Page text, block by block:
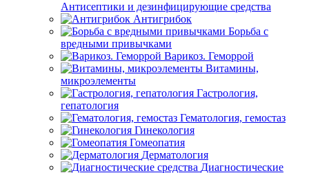
Антисептики и дезинфицирующие средства
Антигрибок
Борьба с
вредными привычками
Варикоз. Геморрой
Витамины,
микроэлементы
Гастрология,
гепатология
Гематология, гемостаз
Гинекология
Гомеопатия
Дерматология
Диагностические